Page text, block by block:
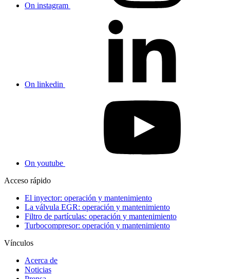
On instagram
On linkedin
On youtube
Acceso rápido
El inyector: operación y mantenimiento
La válvula EGR: operación y mantenimiento
Filtro de partículas: operación y mantenimiento
Turbocompresor: operación y mantenimiento
Vínculos
Acerca de
Noticias